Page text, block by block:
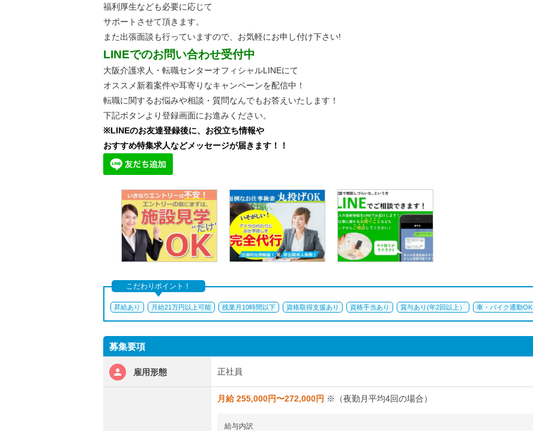
福利厚生なども必要に応じて
サポートさせて頂きます。
また出張面談も行っていますので、 お気軽にお申し付け下さい!
LINEでのお問い合わせ受付中
大阪介護求人・転職センターオフィシャルLINEにて
オススメ新着案件や耳寄りなキャンペーンを配信中！
転職に関するお悩みや相談・質問なんでもお答えいたします！
下記ボタンより登録画面にお進みください。
※LINEのお友達登録後に、お役立ち情報や
おすすめ特集求人などメッセージが届きます！！
こだわりポイント！
昇給あり 月給21万円以上可能 残業月10時間以下 資格取得支援あり 資格手当あり 賞与あり(年2回以上） 車・バイク通勤OK
募集要項
雇用形態 正社員
月給 255,000円〜272,000円 ※（夜勤月平均4回の場合）
給与内訳